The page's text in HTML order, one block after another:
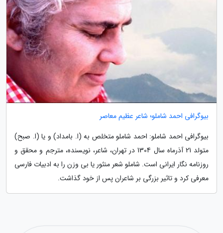
بیوگرافی احمد شاملو؛ شاعر عظیم معاصر
بیوگرافی احمد شاملو: احمد شاملو متخلص به (ا. بامداد) و یا (ا. صبح)
متولد 21 آذرماه سال 1304 در تهران، شاعر، نویسنده، مترجم و محقق و
روزنامه نگار ایرانی است. شاملو شعر منثور یا بی وزن را به ادبیات فارسی
معرفی کرد و تاثیر بزرگی بر شاعران پس از خود گذاشت.